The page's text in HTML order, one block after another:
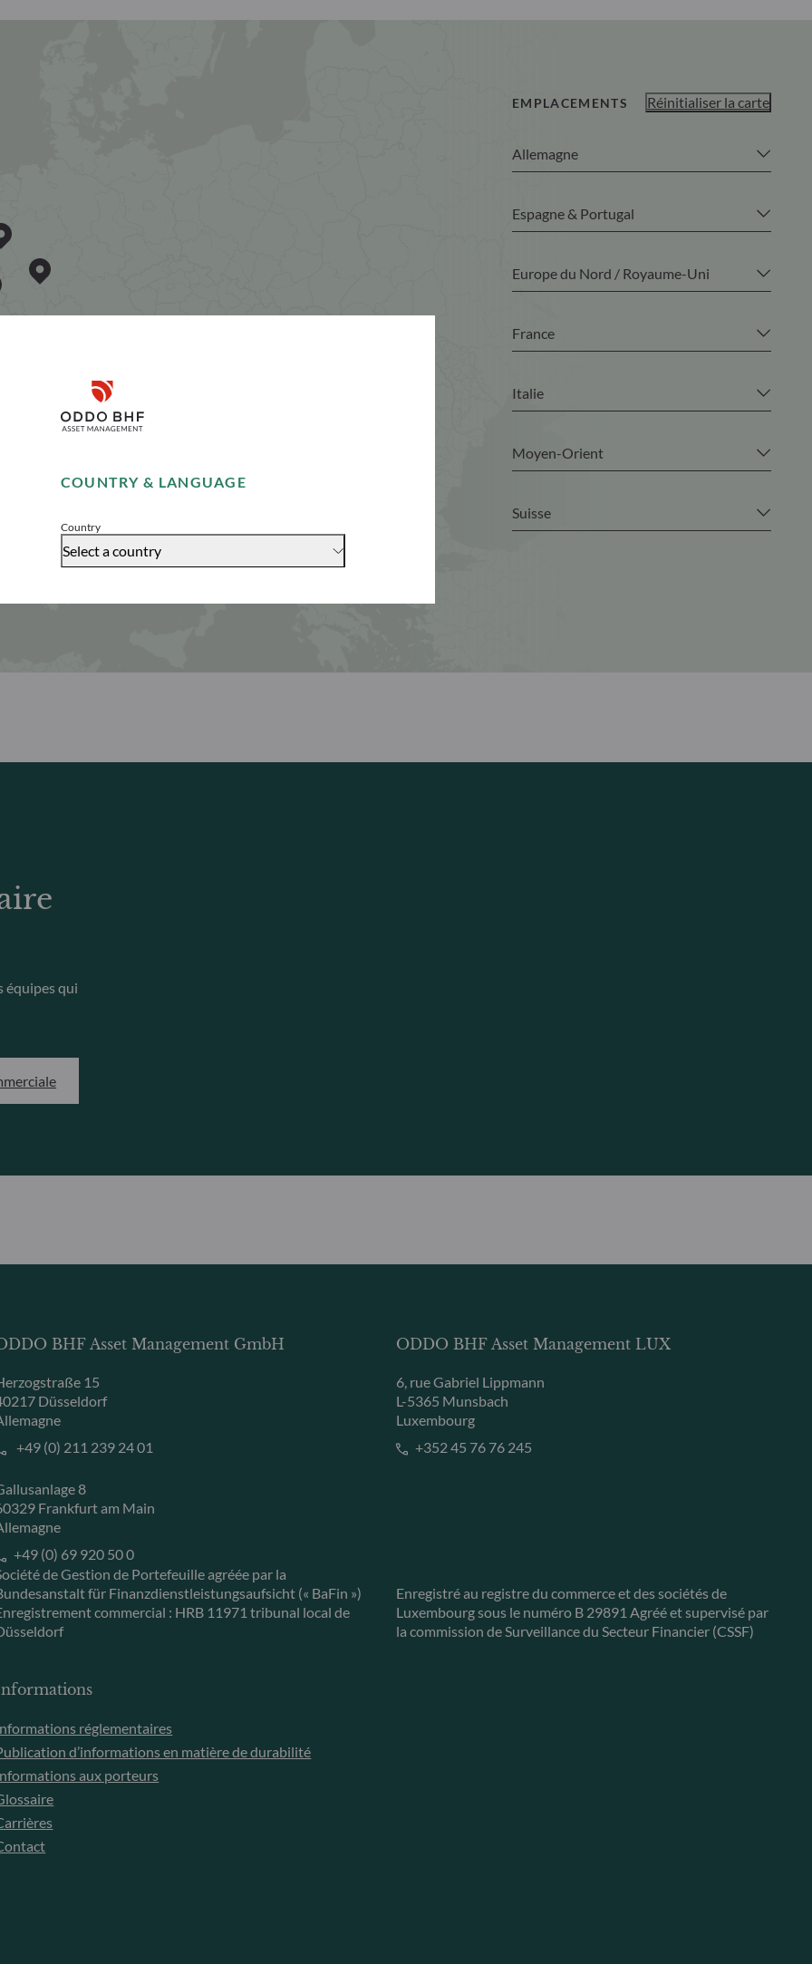
COUNTRY & LANGUAGE
Country
Select a country
Disclaimer
Accept
EMPLACEMENTS Réinitialiser la carte
Allemagne
Espagne & Portugal
Europe du Nord / Royaume-Uni
France
Italie
Moyen-Orient
Suisse
équipes qui
BHF Asset Management GmbH
15
Düsseldorf
+49 (0) 211 239 24 01
8
Frankfurt am Main
+49 (0) 69 920 50 0
de Gestion de Portefeuille agréée par la
für Finanzdienstleistungsaufsicht (« BaFin »)
commercial : HRB 11971 tribunal local de
ODDO BHF Asset Management LUX
6, rue Gabriel Lippmann
L-5365 Munsbach
Luxembourg
+352 45 76 76 245
Enregistré au registre du commerce et des sociétés de
Luxembourg sous le numéro B 29891 Agréé et supervisé par
la commission de Surveillance du Secteur Financier (CSSF)
réglementaires
d’informations en matière de durabilité
aux porteurs